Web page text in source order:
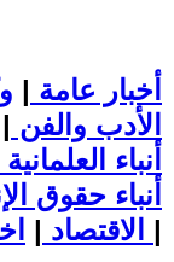
أخبار عامة |
الأدب والفن |
أنباء العلمانية
أنباء حقوق
الاقتصاد | |